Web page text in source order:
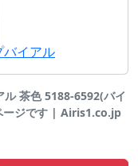
バイアル
茶色 5188-6592(バイ
ージです | Airis1.co.jp